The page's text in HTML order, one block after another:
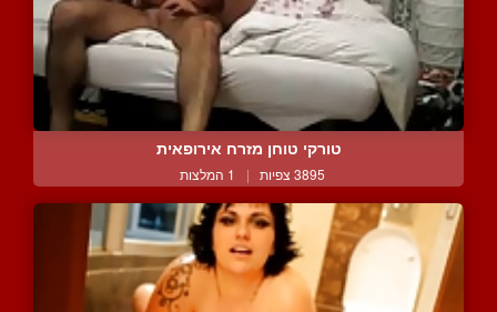
טורקי טוחן מזרח אירופאית
3895 צפיות | 1 המלצות